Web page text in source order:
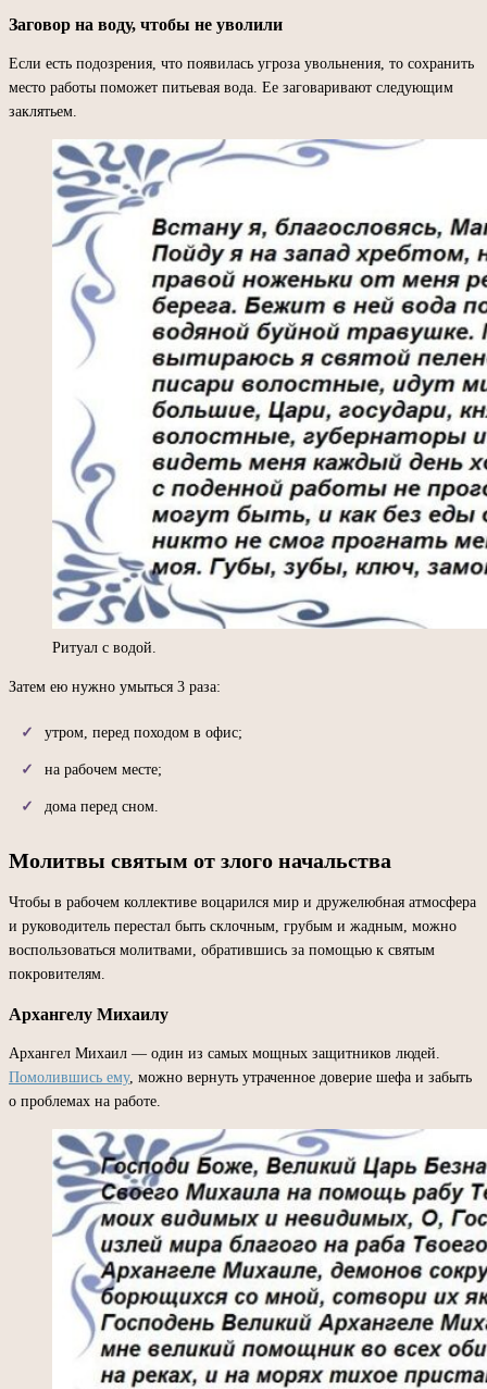
Заговор на воду, чтобы не уволили
Если есть подозрения, что появилась угроза увольнения, то сохранить
место работы поможет питьевая вода. Ее заговаривают следующим
заклятьем.
Ритуал с водой.
Затем ею нужно умыться 3 раза:
утром, перед походом в офис;
на рабочем месте;
дома перед сном.
Молитвы святым от злого начальства
Чтобы в рабочем коллективе воцарился мир и дружелюбная атмосфера
и руководитель перестал быть склочным, грубым и жадным, можно
воспользоваться молитвами, обратившись за помощью к святым
покровителям.
Архангелу Михаилу
Архангел Михаил — один из самых мощных защитников людей.
Помолившись ему, можно вернуть утраченное доверие шефа и забыть
о проблемах на работе.